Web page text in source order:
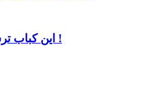
این کباب ترش تابه ای طعمش بینظیره !